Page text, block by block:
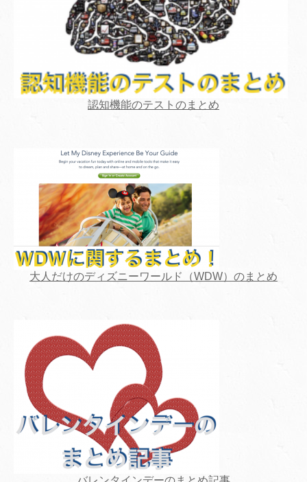
認知機能のテストのまとめ
大人だけのディズニーワールド（WDW）のまとめ